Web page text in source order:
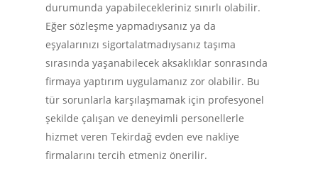
durumunda yapabilecekleriniz sınırlı olabilir.
Eğer sözleşme yapmadıysanız ya da
eşyalarınızı sigortalatmadıysanız taşıma
sırasında yaşanabilecek aksaklıklar sonrasında
firmaya yaptırım uygulamanız zor olabilir. Bu
tür sorunlarla karşılaşmamak için profesyonel
şekilde çalışan ve deneyimli personellerle
hizmet veren Tekirdağ evden eve nakliye
firmalarını tercih etmeniz önerilir.
Anasayfa